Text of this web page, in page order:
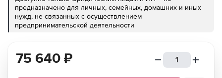
предназначено для личных, семейных, домашних и иных
нужд, не связанных с осуществлением
предпринимательской деятельности
75 640 ₽